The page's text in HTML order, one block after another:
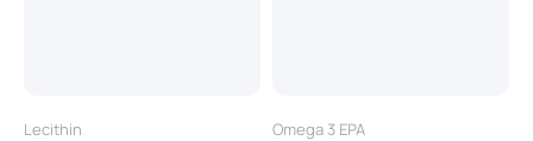
Lecithin Omega 3 EPA